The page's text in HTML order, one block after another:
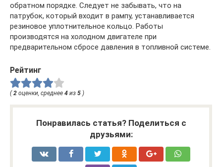
обратном порядке. Следует не забывать, что на
патрубок, который входит в рампу, устанавливается
резиновое уплотнительное кольцо. Работы
производятся на холодном двигателе при
предварительном сбросе давления в топливной системе.
Рейтинг
( 2 оценки, среднее 4 из 5 )
Понравилась статья? Поделиться с
друзьями: